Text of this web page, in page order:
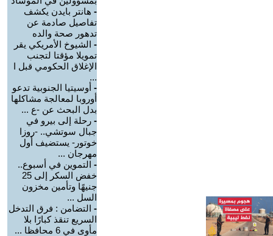
- هانتر بايدن يكشف
تفاصيل صادمة عن
تدهور صحة والده
- الشيوخ الأمريكي يقر
تمويلا مؤقتا لتجنب
الإغلاق الحكومي قبل ا
...
- أوسيتيا الجنوبية تدعو
أوروبا لمعالجة مشاكلها
بدل البحث عن -ع ...
- رحلة إلى بيرو في
جبال سوتشي.. -روزا
خوتور- يستضيف أول
مهرجان ...
- التموين في أسبوع..
خفض السكر إلى 25
جنيهًا وتأمين مخزون
السل ...
- التضامن : فرق التدخل
السريع تنقذ كبارًا بلا
مأوى في 6 محافظا ...